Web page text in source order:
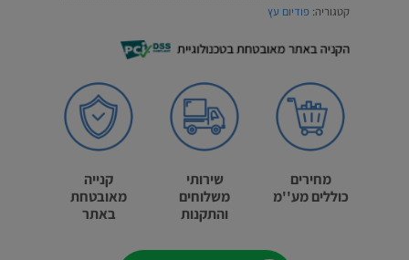
קטגוריה: פודיום עץ
מחירים
כוללים מע''מ
שירותי
משלוחים
והתקנות
קנייה
מאובטחת
באתר